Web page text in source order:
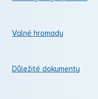
Valné hromady
Důležité dokumenty